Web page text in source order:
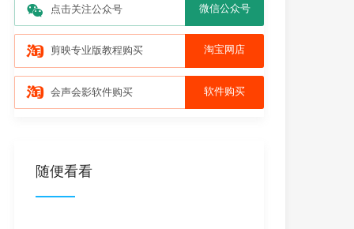
点击关注公众号 微信公众号
剪映专业版教程购买 淘宝网店
会声会影软件购买 软件购买
随便看看